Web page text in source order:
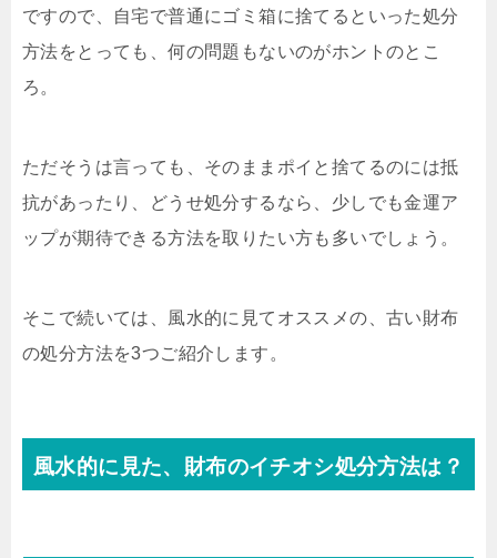
ですので、自宅で普通にゴミ箱に捨てるといった処分
方法をとっても、何の問題もないのがホントのとこ
ろ。
ただそうは言っても、そのままポイと捨てるのには抵
抗があったり、どうせ処分するなら、少しでも金運ア
ップが期待できる方法を取りたい方も多いでしょう。
そこで続いては、風水的に見てオススメの、古い財布
の処分方法を3つご紹介します。
風水的に見た、財布のイチオシ処分方法は？